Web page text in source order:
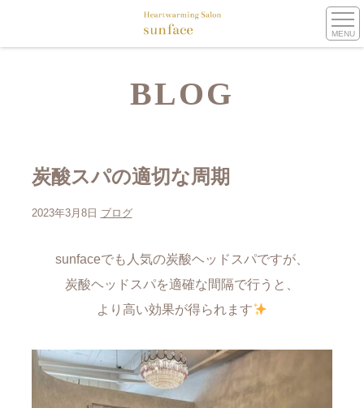
MENU
BLOG
炭酸スパの適切な周期
2023年3月8日 ブログ
sunfaceでも人気の炭酸ヘッドスパですが、
炭酸ヘッドスパを適確な間隔で行うと、
より高い効果が得られます